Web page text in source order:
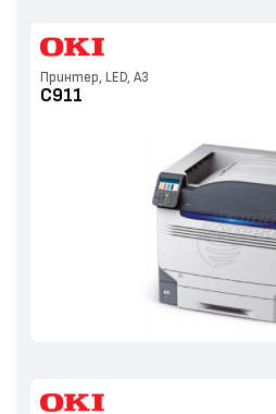
Принтер, LED, А3
C911